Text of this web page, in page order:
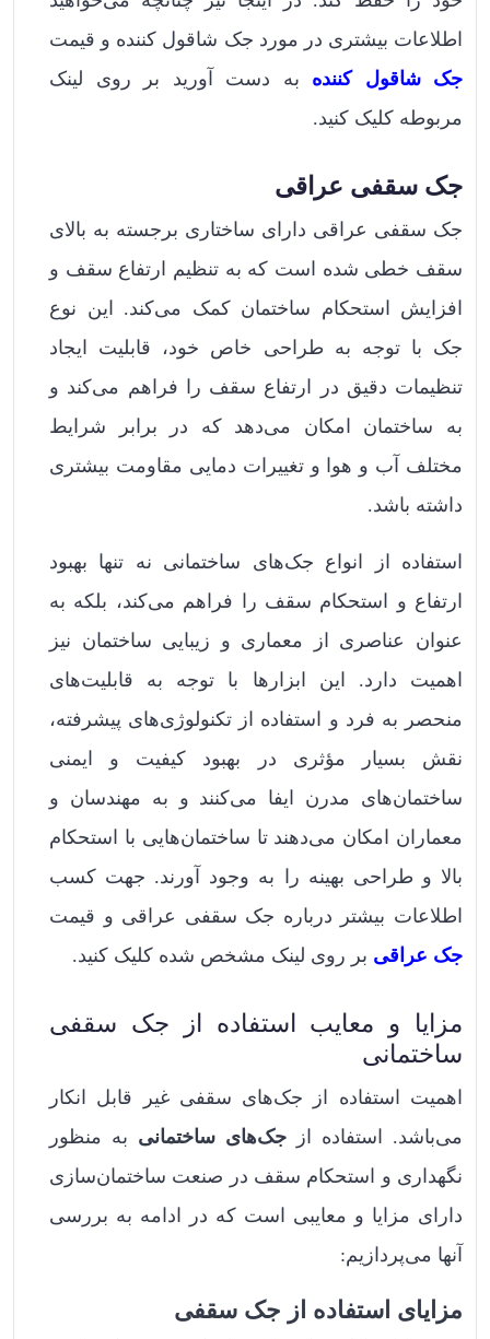
اطلاعات بیشتری در مورد جک شاقول کننده و قیمت
جک شاقول کننده به دست آورید بر روی لینک
مربوطه کلیک کنید.
جک سقفی عراقی
جک سقفی عراقی دارای ساختاری برجسته به بالای
سقف خطی شده است که به تنظیم ارتفاع سقف و
افزایش استحکام ساختمان کمک می‌کند. این نوع
جک با توجه به طراحی خاص خود، قابلیت ایجاد
تنظیمات دقیق در ارتفاع سقف را فراهم می‌کند و
به ساختمان امکان می‌دهد که در برابر شرایط
مختلف آب و هوا و تغییرات دمایی مقاومت بیشتری
داشته باشد.
استفاده از انواع جک‌های ساختمانی نه تنها بهبود
ارتفاع و استحکام سقف را فراهم می‌کند، بلکه به
عنوان عناصری از معماری و زیبایی ساختمان نیز
اهمیت دارد. این ابزارها با توجه به قابلیت‌های
منحصر به فرد و استفاده از تکنولوژی‌های پیشرفته،
نقش بسیار مؤثری در بهبود کیفیت و ایمنی
ساختمان‌های مدرن ایفا می‌کنند و به مهندسان و
معماران امکان می‌دهند تا ساختمان‌هایی با استحکام
بالا و طراحی بهینه را به وجود آورند. جهت کسب
اطلاعات بیشتر درباره جک سقفی عراقی و قیمت
جک عراقی بر روی لینک مشخص شده کلیک کنید.
مزایا و معایب استفاده از جک سقفی
ساختمانی
اهمیت استفاده از جک‌های سقفی غیر قابل انکار
می‌باشد. استفاده از جک‌های ساختمانی به منظور
نگهداری و استحکام سقف در صنعت ساختمان‌سازی
دارای مزایا و معایبی است که در ادامه به بررسی
آنها می‌پردازیم:
مزایای استفاده از جک سقفی